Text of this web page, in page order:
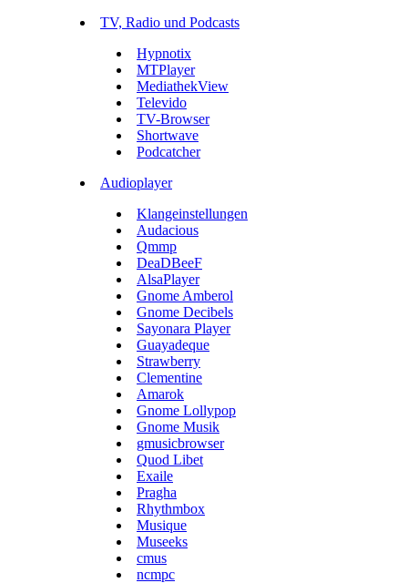
TV, Radio und Podcasts
Hypnotix
MTPlayer
MediathekView
Televido
TV-Browser
Shortwave
Podcatcher
Audioplayer
Klangeinstellungen
Audacious
Qmmp
DeaDBeeF
AlsaPlayer
Gnome Amberol
Gnome Decibels
Sayonara Player
Guayadeque
Strawberry
Clementine
Amarok
Gnome Lollypop
Gnome Musik
gmusicbrowser
Quod Libet
Exaile
Pragha
Rhythmbox
Musique
Museeks
cmus
ncmpc